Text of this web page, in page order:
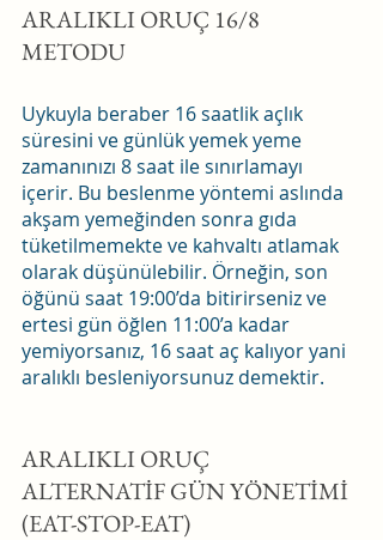
ARALIKLI ORUÇ 16/8
METODU
Uykuyla beraber 16 saatlik açlık
süresini ve günlük yemek yeme
zamanınızı 8 saat ile sınırlamayı
içerir. Bu beslenme yöntemi aslında
akşam yemeğinden sonra gıda
tüketilmemekte ve kahvaltı atlamak
olarak düşünülebilir. Örneğin, son
öğünü saat 19:00’da bitirirseniz ve
ertesi gün öğlen 11:00’a kadar
yemiyorsanız, 16 saat aç kalıyor yani
aralıklı besleniyorsunuz demektir.
ARALIKLI ORUÇ
ALTERNATİF GÜN YÖNETİMİ
(EAT-STOP-EAT)